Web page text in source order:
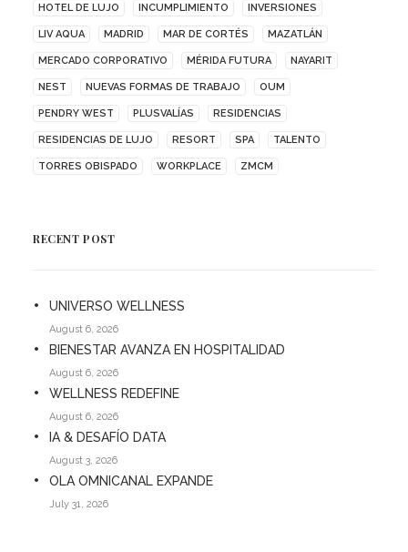
HOTEL DE LUJO INCUMPLIMIENTO INVERSIONES
LIV AQUA MADRID MAR DE CORTÉS MAZATLÁN
MERCADO CORPORATIVO MÉRIDA FUTURA NAYARIT
NEST NUEVAS FORMAS DE TRABAJO OUM
PENDRY WEST PLUSVALÍAS RESIDENCIAS
RESIDENCIAS DE LUJO RESORT SPA TALENTO
TORRES OBISPADO WORKPLACE ZMCM
RECENT POST
UNIVERSO WELLNESS
August 6, 2026
BIENESTAR AVANZA EN HOSPITALIDAD
August 6, 2026
WELLNESS REDEFINE
August 6, 2026
IA & DESAFÍO DATA
August 3, 2026
OLA OMNICANAL EXPANDE
July 31, 2026